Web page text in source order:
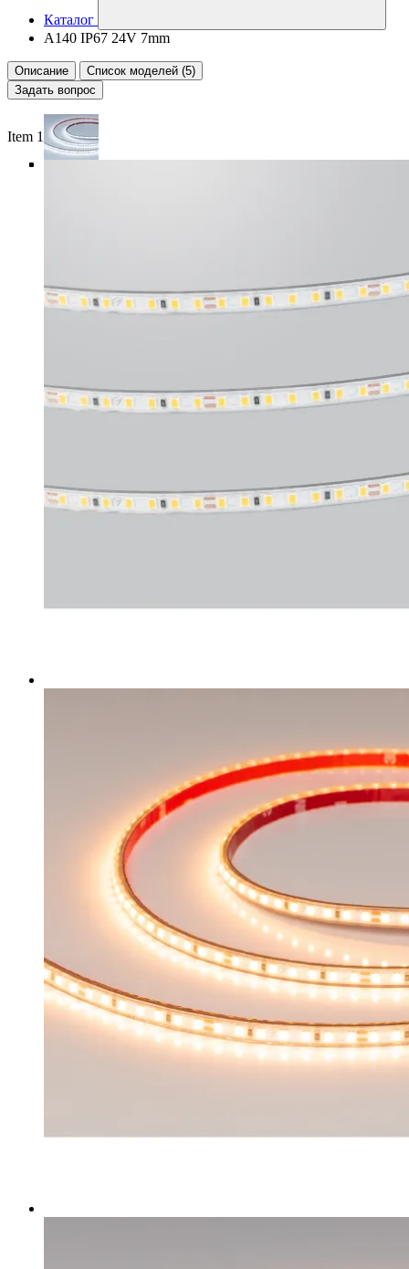
Каталог
A140 IP67 24V 7mm
Описание
Список моделей (5)
Задать вопрос
Item 1 of 5